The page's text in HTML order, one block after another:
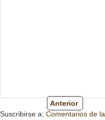
Anterior
Suscribirse a: Comentarios de